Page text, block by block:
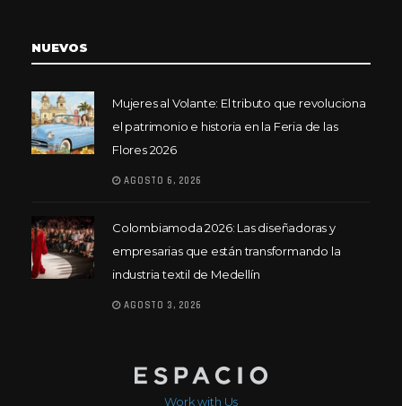
NUEVOS
Mujeres al Volante: El tributo que revoluciona
el patrimonio e historia en la Feria de las
Flores 2026
AGOSTO 6, 2026
Colombiamoda 2026: Las diseñadoras y
empresarias que están transformando la
industria textil de Medellín
AGOSTO 3, 2026
Work with Us